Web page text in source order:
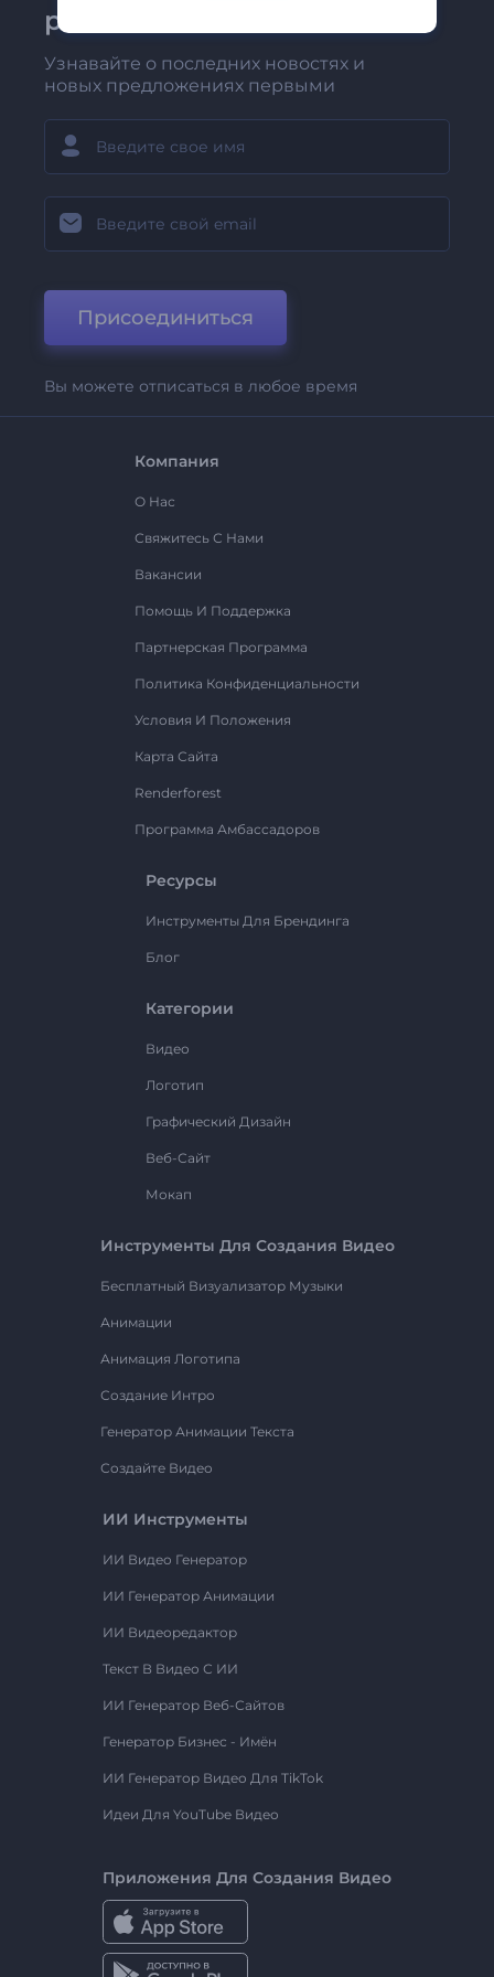
рассылке Renderforest
Узнавайте о последних новостях и
новых предложениях первыми
Присоединиться
Вы можете отписаться в любое время
Компания
О Нас
Свяжитесь С Нами
Вакансии
Помощь И Поддержка
Партнерская Программа
Политика Конфиденциальности
Условия И Положения
Карта Сайта
Renderforest
Программа Амбассадоров
Ресурсы
Инструменты Для Брендинга
Блог
Категории
Видео
Логотип
Графический Дизайн
Веб-Сайт
Мокап
Инструменты Для Создания Видео
Бесплатный Визуализатор Музыки
Анимации
Анимация Логотипа
Создание Интро
Генератор Анимации Текста
Создайте Видео
ИИ Инструменты
ИИ Видео Генератор
ИИ Генератор Анимации
ИИ Видеоредактор
Текст В Видео С ИИ
ИИ Генератор Веб-Сайтов
Генератор Бизнес - Имён
ИИ Генератор Видео Для TikTok
Идеи Для YouTube Видео
Приложения Для Создания Видео